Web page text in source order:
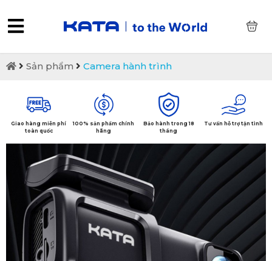
Sản phẩm Camera hành trình
Giao hàng miễn phí
toàn quốc
100% sản phẩm chính
hãng
Bảo hành trong 18
tháng
Tư vấn hỗ trợ tận tình